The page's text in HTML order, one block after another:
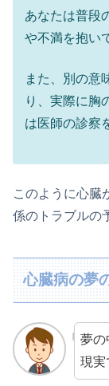
あなたは普段
や不満を抱い
また、別の意
り、実際に胸
は医師の診察
このように心臓
係のトラブルの
心臓病の夢
夢の
現実